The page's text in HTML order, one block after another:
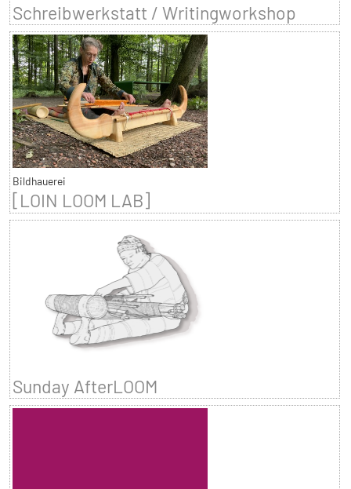
Schreibwerkstatt / Writingworkshop
Bildhauerei
[LOIN LOOM LAB]
Sunday AfterLOOM